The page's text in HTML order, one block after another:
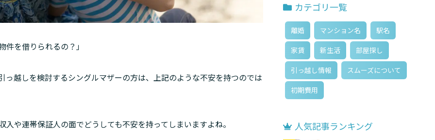
を借りられるの？」
っ越しを検討するシングルマザーの方は、上記のような不安を持つのでは
入や連帯保証人の面でどうしても不安を持ってしまいますよね。
カテゴリ一覧
離婚 マンション名 駅名
家賃 新生活 部屋探し
引っ越し情報 スムーズについて
初期費用
人気記事ランキング